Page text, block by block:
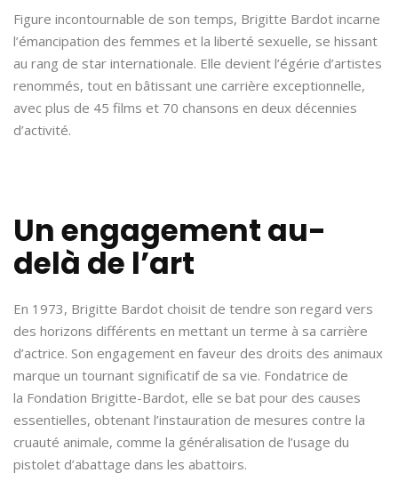
Figure incontournable de son temps, Brigitte Bardot incarne
l’émancipation des femmes et la liberté sexuelle, se hissant
au rang de star internationale. Elle devient l’égérie d’artistes
renommés, tout en bâtissant une carrière exceptionnelle,
avec plus de 45 films et 70 chansons en deux décennies
d’activité.
Un engagement au-
delà de l’art
En 1973, Brigitte Bardot choisit de tendre son regard vers
des horizons différents en mettant un terme à sa carrière
d’actrice. Son engagement en faveur des droits des animaux
marque un tournant significatif de sa vie. Fondatrice de
la Fondation Brigitte-Bardot, elle se bat pour des causes
essentielles, obtenant l’instauration de mesures contre la
cruauté animale, comme la généralisation de l’usage du
pistolet d’abattage dans les abattoirs.